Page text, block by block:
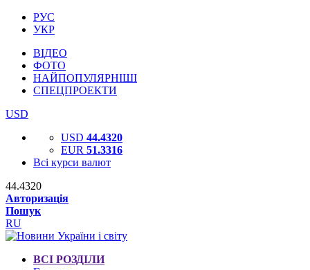
РУС
УКР
ВІДЕО
ФОТО
НАЙПОПУЛЯРНІШІ
СПЕЦПРОЕКТИ
USD
USD 44.4320
EUR 51.3316
Всі курси валют
44.4320
Авторизація
Пошук
RU
ВСІ РОЗДІЛИ